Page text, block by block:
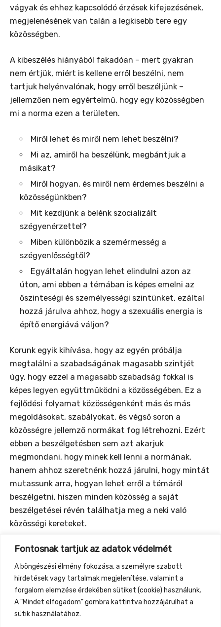
Fontosnak tartjuk az adatok védelmét
A böngészési élmény fokozása, a személyre szabott
hirdetések vagy tartalmak megjelenítése, valamint a
forgalom elemzése érdekében sütiket (cookie) használunk.
A "Mindet elfogadom" gombra kattintva hozzájárulhat a
sütik használatához.
vágyak és ehhez kapcsolódó érzések kifejezésének,
megjelenésének van talán a legkisebb tere egy
közösségben.
A kibeszélés hiányából fakadóan – mert gyakran
nem értjük, miért is kellene erről beszélni, nem
tartjuk helyénvalónak, hogy erről beszéljünk –
jellemzően nem egyértelmű, hogy egy közösségben
mi a norma ezen a területen.
Miről lehet és miről nem lehet beszélni?
Mi az, amiről ha beszélünk, megbántjuk a
másikat?
Miről hogyan, és miről nem érdemes beszélni a
közösségünkben?
Mit kezdjünk a belénk szocializált
szégyenérzettel?
Miben különbözik a szemérmesség a
szégyenlősségtől?
Egyáltalán hogyan lehet elindulni azon az
úton, ami ebben a témában is képes emelni az
őszinteségi és személyességi szintünket, ezáltal
hozzá járulva ahhoz, hogy a szexuális energia is
építő energiává váljon?
Korunk egyik kihívása, hogy az egyén próbálja
megtalálni a szabadságának magasabb szintjét
úgy, hogy ezzel a magasabb szabadság fokkal is
képes legyen együttműködni a közösségében. Ez a
fejlődési folyamat közösségenként más és más
megoldásokat, szabályokat, és végső soron a
közösségre jellemző normákat fog létrehozni. Ezért
ebben a beszélgetésben sem azt akarjuk
megmondani, hogy minek kell lenni a normának,
hanem ahhoz szeretnénk hozzá járulni, hogy mintát
mutassunk arra, hogyan lehet erről a témáról
beszélgetni, hiszen minden közösség a saját
beszélgetései révén találhatja meg a neki való
közösségi kereteket.
Ezekről a kérdésekről fognak beszélgetni az
udvargazdákSzép Éva, Szőke Karola és Vágvölgyi
Gusztáv – Pablóés meghívott vendégeik:Szalay
Csaba és Tuboly Teréz